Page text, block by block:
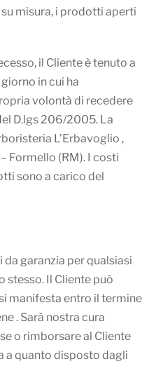
misura, i prodotti aperti
il Cliente è tenuto a
in cui ha
volontà di recedere
D.lgs 206/2005. La
L’Erbavoglio ,
Formello (RM). I costi
sono a carico del
garanzia per qualsiasi
Il Cliente può
manifesta entro il termine
. Sarà nostra cura
o rimborsare al Cliente
a quanto disposto dagli